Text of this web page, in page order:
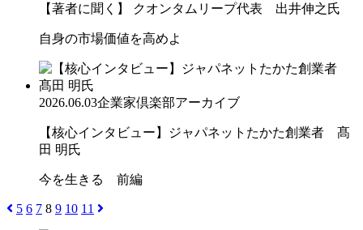
【著者に聞く】 クオンタムリープ代表 出井伸之氏
自身の市場価値を高めよ
2026.06.03企業家倶楽部アーカイブ
【核心インタビュー】ジャパネットたかた創業者 髙
田 明氏
今を生きる 前編
5 6 7 8 9 10 11